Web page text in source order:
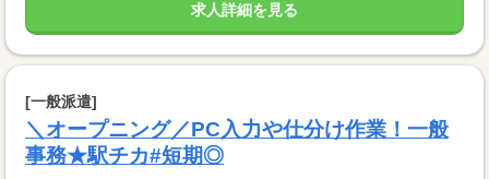
求人詳細を見る
[一般派遣]
＼オープニング／PC入力や仕分け作業！一般
事務★駅チカ#短期◎